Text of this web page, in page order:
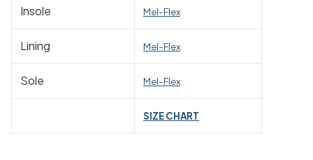
Insole Mel-Flex
Lining Mel-Flex
Sole Mel-Flex
SIZE CHART